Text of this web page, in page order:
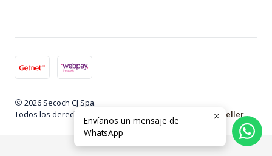
2026 Secoch CJ Spa.
Todos los derechos reservados.
Desarrollado por Jumpseller.
Envíanos un mensaje de
WhatsApp